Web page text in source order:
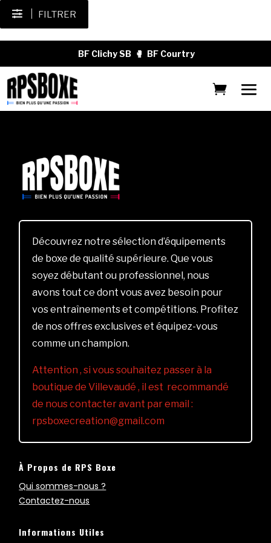
FILTRER
BF Clichy SB 🥊 BF Courtry
Découvrez notre sélection d’équipements
de boxe de qualité supérieure. Que vous
soyez débutant ou professionnel, nous
avons tout ce dont vous avez besoin pour
vos entraînements et compétitions. Profitez
de nos offres exclusives et équipez-vous
comme un champion.
Attention , si vous souhaitez passer à la
boutique de Villevaudé , il est recommandé
de nous contacter avant par email :
rpsboxecreation@gmail.com
À Propos de RPS Boxe
Qui sommes-nous ?
Contactez-nous
Informations Utiles